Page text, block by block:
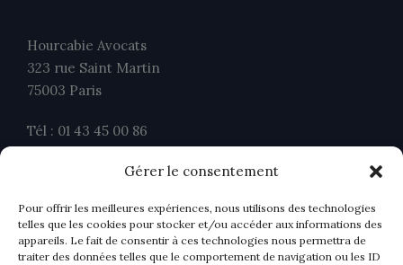
Gérer le consentement
Pour offrir les meilleures expériences, nous utilisons des technologies
telles que les cookies pour stocker et/ou accéder aux informations des
appareils. Le fait de consentir à ces technologies nous permettra de
traiter des données telles que le comportement de navigation ou les ID
Hourcabie Avocats
323 rue Saint Martin
75003 Paris
Tél : 01 43 45 00 86
contact@ahavocats.fr